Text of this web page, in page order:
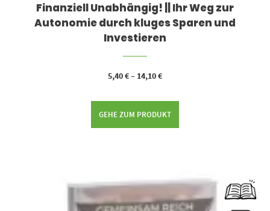
Finanziell Unabhängig! || Ihr Weg zur
Autonomie durch kluges Sparen und
Investieren
5,40€– 14,10€
GEHE ZUM PRODUKT